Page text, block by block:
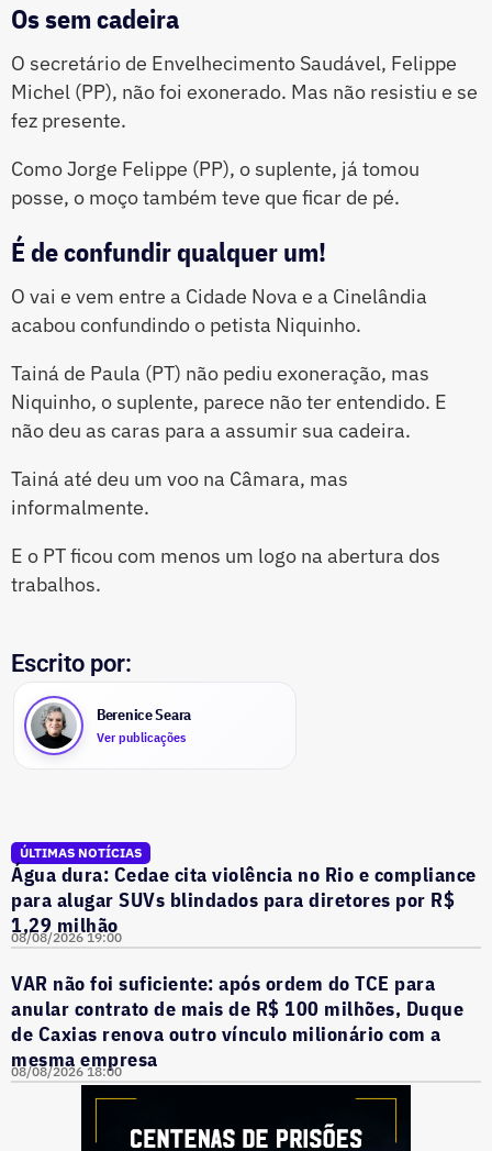
Os sem cadeira
O secretário de Envelhecimento Saudável, Felippe
Michel (PP), não foi exonerado. Mas não resistiu e se
fez presente.
Como Jorge Felippe (PP), o suplente, já tomou
posse, o moço também teve que ficar de pé.
É de confundir qualquer um!
O vai e vem entre a Cidade Nova e a Cinelândia
acabou confundindo o petista Niquinho.
Tainá de Paula (PT) não pediu exoneração, mas
Niquinho, o suplente, parece não ter entendido. E
não deu as caras para a assumir sua cadeira.
Tainá até deu um voo na Câmara, mas
informalmente.
E o PT ficou com menos um logo na abertura dos
trabalhos.
Escrito por:
Berenice Seara
Ver publicações
ÚLTIMAS NOTÍCIAS
Água dura: Cedae cita violência no Rio e compliance
para alugar SUVs blindados para diretores por R$
1,29 milhão
08/08/2026 19:00
VAR não foi suficiente: após ordem do TCE para
anular contrato de mais de R$ 100 milhões, Duque
de Caxias renova outro vínculo milionário com a
mesma empresa
08/08/2026 18:00